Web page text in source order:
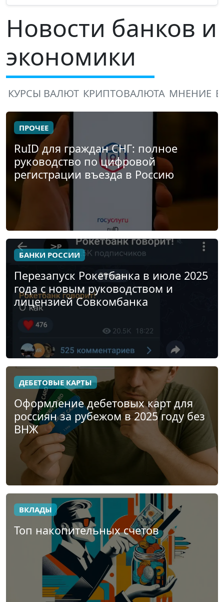
Новости банков и
экономики
КУРСЫ ВАЛЮТ КРИПТОВАЛЮТА МНЕНИЕ
ПРОЧЕЕ
RuID для граждан СНГ: полное
руководство по цифровой
регистрации въезда в Россию
БАНКИ РОССИИ
Перезапуск Рокетбанка в июле 2025
года с новым руководством и
лицензией Совкомбанка
ДЕБЕТОВЫЕ КАРТЫ
Оформление дебетовых карт для
россиян за рубежом в 2025 году без
ВНЖ
ВКЛАДЫ
Топ накопительных счетов